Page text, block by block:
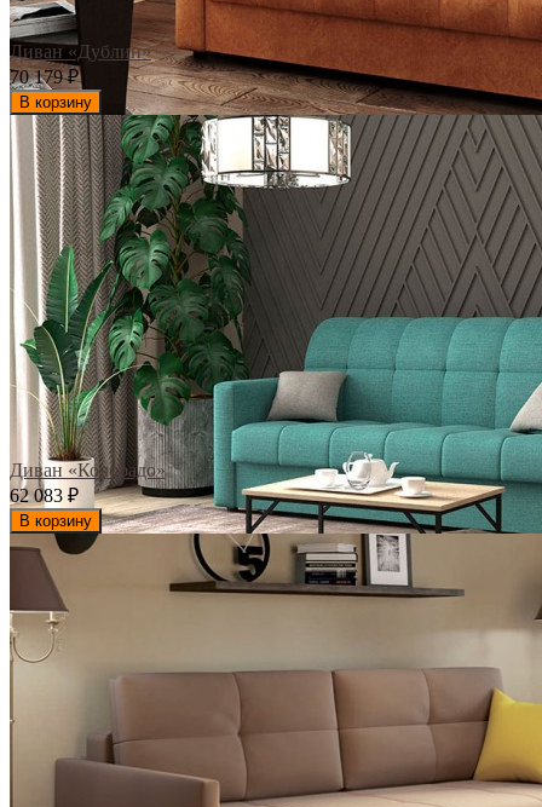
Диван «Дублин»
70 179₽
В корзину
Диван «Колорадо»
62 083 ₽
В корзину